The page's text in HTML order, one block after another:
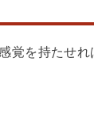
覚を持たせれ